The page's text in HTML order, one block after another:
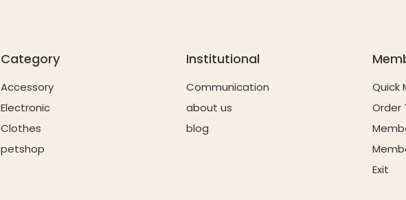
Category
Accessory
Electronic
Clothes
petshop
Institutional
Communication
about us
blog
Quick
Order
Exit